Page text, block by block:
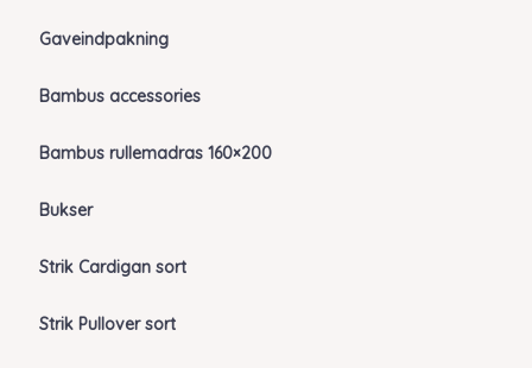
Gaveindpakning
Bambus accessories
Bambus rullemadras 160×200
Bukser
Strik Cardigan sort
Strik Pullover sort